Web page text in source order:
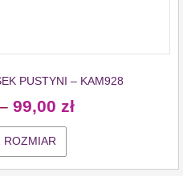
PUSTYNI – KAM928
99,00 zł
ROZMIAR